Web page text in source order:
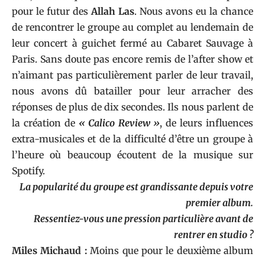
pour le futur des Allah Las. Nous avons eu la chance
de rencontrer le groupe au complet au lendemain de
leur concert à guichet fermé au Cabaret Sauvage à
Paris. Sans doute pas encore remis de l’after show et
n’aimant pas particulièrement parler de leur travail,
nous avons dû batailler pour leur arracher des
réponses de plus de dix secondes. Ils nous parlent de
la création de « Calico Review », de leurs influences
extra-musicales et de la difficulté d’être un groupe à
l’heure où beaucoup écoutent de la musique sur
Spotify.
La popularité du groupe est grandissante depuis votre
premier album.
Ressentiez-vous une pression particulière avant de
rentrer en studio ?
Miles Michaud :Moins que pour le deuxième album